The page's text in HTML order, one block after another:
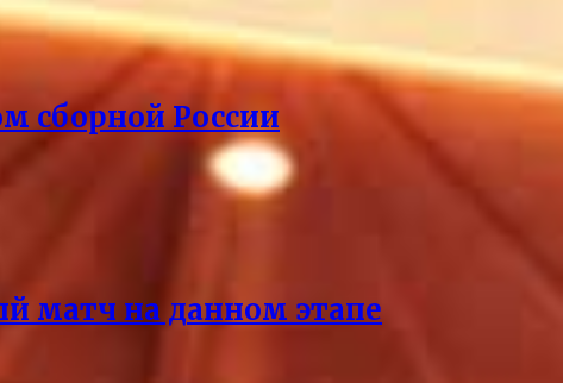
сборной России
матч на данном этапе